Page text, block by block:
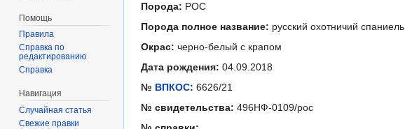
Порода: РОС
Порода полное название: русский охотничий спаниель
Окрас: черно-белый с крапом
Дата рождения: 04.09.2018
№ ВПКОС: 6626/21
№ свидетельства: 496НФ-0109/рос
Помощь
Правила
Справка по
редактированию
Справка
Навигация
Случайная статья
Свежие правки